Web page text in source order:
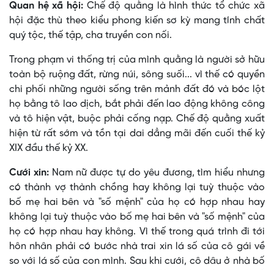
Quan hệ xã hội: Chế độ quằng là hình thức tổ chức xã
hội đặc thù theo kiểu phong kiến sơ kỳ mang tính chất
quý tộc, thế tập, cha truyền con nối.
Trong phạm vi thống trị của mình quằng là người sở hữu
toàn bộ ruộng đất, rừng núi, sông suối... vì thế có quyền
chi phối những người sống trên mảnh đất đó và bóc lột
họ bằng tô lao dịch, bắt phải đến lao động không công
và tô hiện vật, buộc phải cống nạp. Chế độ quằng xuất
hiện từ rất sớm và tồn tại dai dẳng mãi đến cuối thế kỷ
XIX đầu thế kỷ XX.
Cưới xin: Nam nữ được tự do yêu đương, tìm hiểu nhưng
có thành vợ thành chồng hay không lại tuỳ thuộc vào
bố mẹ hai bên và "số mệnh" của họ có hợp nhau hay
không lại tuỳ thuộc vào bố mẹ hai bên và "số mệnh" của
họ có hợp nhau hay không. Vì thế trong quá trình đi tới
hôn nhân phải có bước nhà trai xin lá số của cô gái về
so với lá số của con mình. Sau khi cưới, cô dâu ở nhà bố